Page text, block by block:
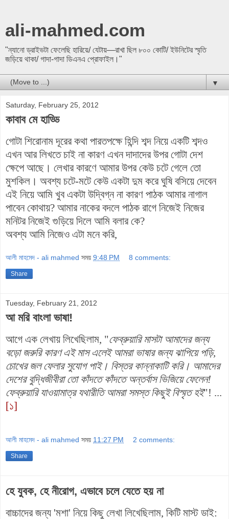
ali-mahmed.com
"ন্যানো ড্রাইভটা ফেলেছি হারিয়ে/ যেটায়—রাখা ছিল ৮০০ কোটি/ ইউনিটের স্মৃতি
জড়িয়ে থাকা/ গাদা-গাদা ডিএনএ প্রোফাইল।"
▼
Saturday, February 25, 2012
কাবাব মে হাড্ডি
গোটা শিরোনাম দূরের কথা পারতপক্ষেহিন্দি শব্দ নিয়ে একটি শব্দও
এখন আর লিখতে চাই না কারণ এখন দাদাদের উপর গোটা দেশ
ক্ষেপে আছে। লেখার কারণে আমার উপর কেউ চটে গেলে তো
মুশকিল। অবশ্য চটে-মটে কেউ একটা দুম করে ঘুষি বসিয়ে দেবেন
এই নিয়ে আমি খুব একটা উদ্বিগ্ন না কারণ পাঠক আমার নাগাল
পাবেন কোথায়? আমার নাকের বদলে পাঠক রাগে নিজেই নিজের
মনিটর নিজেই গুড়িয়ে দিলে আমি বলার কে?
অবশ্য আমি নিজেও এটা মনে করি,
আলী মাহমেদ - ali mahmed সময় 9:48 PM 8 comments:
Share
Tuesday, February 21, 2012
আ মরি বাংলা ভাষা!
আগে এক লেখায় লিখেছিলাম, "ফেব্রুয়ারি মাসটা আমাদের জন্য
বড়ো জরুরি কারণ এই মাস এলেই আমরা ভাষার জন্য ঝাপিয়ে পড়ি,
চোখের জল ফেলার সুযোগ পাই। বিস্তর কান্নাকাটি করি। আমাদের
দেশের বুদ্ধিজীবীরা তো কাঁদতে কাঁদতে অন্তর্বাস ভিজিয়ে ফেলেন!
ফেব্রুয়ারি যাওয়ামাত্রযথারীতি আমরা সমস্ত কিছুই বিস্মৃত হই"! ...
[১]
আলী মাহমেদ - ali mahmed সময় 11:27 PM 2 comments:
Share
হে যুবক, হে নীরোগ, এভাবে চলে যেতে হয় না
বাচ্চাদের জন্য 'মশা' নিয়ে কিছু লেখা লিখেছিলাম, কিটি মাস্ট ডাই: